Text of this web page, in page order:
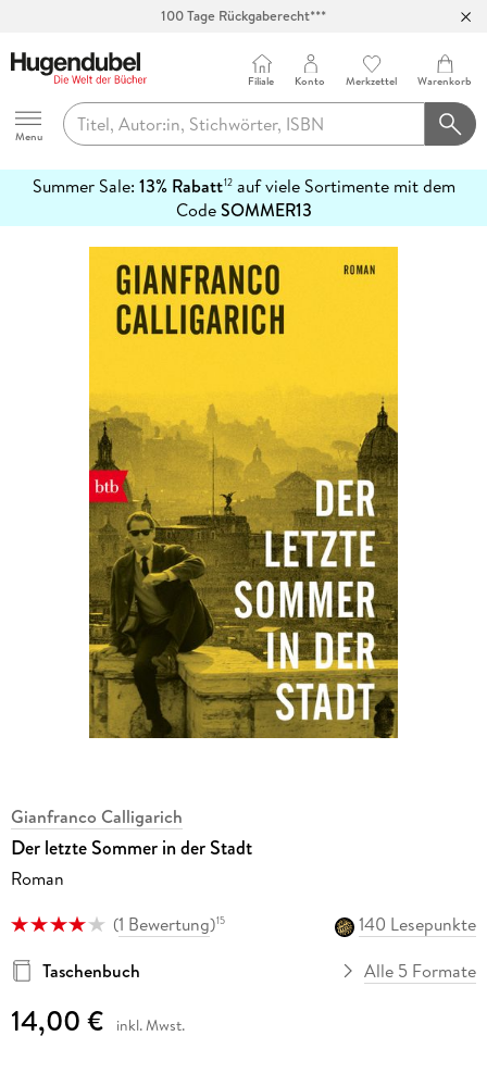
100 Tage Rückgaberecht***
Hugendubel
Menu
Filiale Konto Merkzettel Warenkorb
Summer Sale: 13% Rabatt12auf viele Sortimente mit dem
CodeSOMMER13
erfahren
Gianfranco Calligarich
Der letzte Sommer in der Stadt
Roman
(1 Bewertung)15
140 Lesepunkte
Taschenbuch
Alle 5 Formate
14,00 € inkl. Mwst.